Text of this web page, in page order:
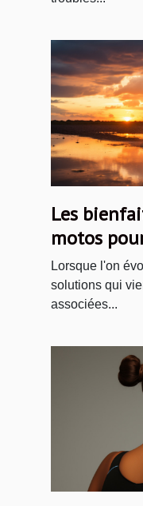
Les
motos
Lorsque l'on
solutions qui
associées...